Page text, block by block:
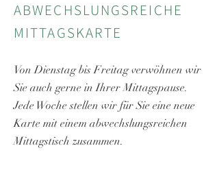
ABWECHSLUNGSREICHE
MITTAGSKARTE
Von Dienstag bis Freitag verwöhnen wir
Sie auch gerne in Ihrer Mittagspause.
Jede Woche stellen wir für Sie eine neue
Karte mit einem abwechslungsreichen
Mittagstisch zusammen.